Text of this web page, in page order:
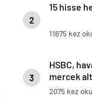
2
15 hisse
11675 kez
3
HSBC,
mercek
2075 kez